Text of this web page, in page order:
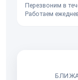
Перезвоним в
Работаем